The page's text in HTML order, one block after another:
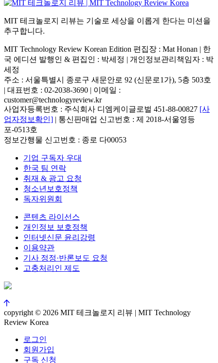
MIT 테크놀로지 리뷰는 기술로 세상을 이롭게 한다는 미션을
추구합니다.
MIT Technology Review Korean Edition 편집장 : Mat Honan | 한
국 에디션 발행인 & 편집인 : 박세정 | 개인정보관리책임자 : 박
세정
주소 : 서울특별시 종로구 새문안로 92 (신문로1가), 5층 503호
| 대표번호 : 02-2038-3690 | 이메일 :
customer@technologyreview.kr
사업자등록번호 : 주식회사 디엠케이글로벌 451-88-00827 [사
업자정보확인] | 통신판매업 신고번호 : 제 2018-서울영등
포-0513호
정보간행물 신고번호 : 종로 다00053
기업 구독자 우대
한국 팀 연락
취재 & 광고 요청
청소년보호정책
독자위원회
콘텐츠 라이선스
개인정보 보호정책
인터넷신문 윤리강령
이용약관
기사 정정·반론보도 요청
고충처리인 제도
copyright © 2026 MIT 테크놀로지 리뷰 | MIT Technology
Review Korea
로그인
회원가입
구독 신청